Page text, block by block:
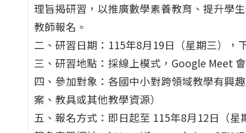
理旨揭研習，以推廣數學素養教育、提升學
教師報名。
二、研習日期：115年8月19日（星期三），
三、研習地點：採線上模式，Google Meet
四、參加對象：各國中小對跨領域教學有興
案、教具或其他教學資源）
五、報名方式：即日起至 115年8月12日（